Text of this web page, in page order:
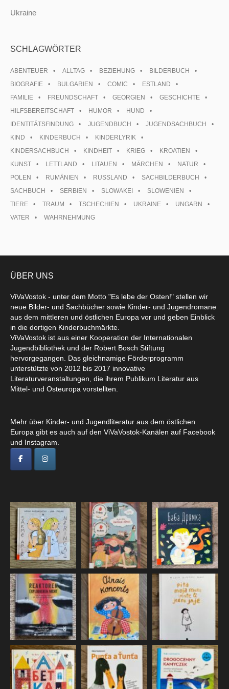
Ukraine
SCHLAGWÖRTER
ABENTEUER ALLTAG BEZIEHUNG
BILDERBUCH
BIOGRAFIE
BULGARIEN COMIC
ESTLAND
FAMILIE
FREUNDSCHAFT GEORGIEN
GESCHICHTE
HILFSBEREITSCHAFT
HUMOR
HUND
IDENTITÄTSFINDUNG
JUGENDBUCH
JUGENDSACHBUCH
KIND
KINDERBUCH
KINDERLYRIK
KINDERSACHBUCH
KINDHEIT KRIEG
KROATIEN
KUNST
LETTLAND LITAUEN MÄRCHEN
NATUR
POLEN
RUMÄNIEN RUSSLAND
SACHBILDERBUCH
SACHBUCH
SERBIEN SLOWAKEI
SLOWENIEN
TIERE
TRAUM TSCHECHIEN UKRAINE
UNGARN
VATER
WAHRNEHMUNG
ÜBER UNS
ViVaVostok - unter dem Motto "Es lebe der Osten!" stellen wir
neue Bilder- und Sachbücher sowie Kinder- und Jugendromane
aus dem mittleren und östlichen Europa vor und geben Einblick
in die dortigen Kinderbuchmärkte.
ViVaVostok ist aus einer Kooperation der Internationalen
Jugendbibliothek und der Robert Bosch Stiftung
hervorgegangen. Das gleichnamige Förderprogramm
unterstützte von 2012 bis 2017 innovative
Literaturveranstaltungen, die ihrem Publikum Literatur aus
Mittel- und Osteuropa vorstellten.
Mehr über Kinder- und Jugendliteratur aus dem östlichen
Europa gibt es auch auf den ViVaVostok-Kanälen auf Facebook
und Instagram.